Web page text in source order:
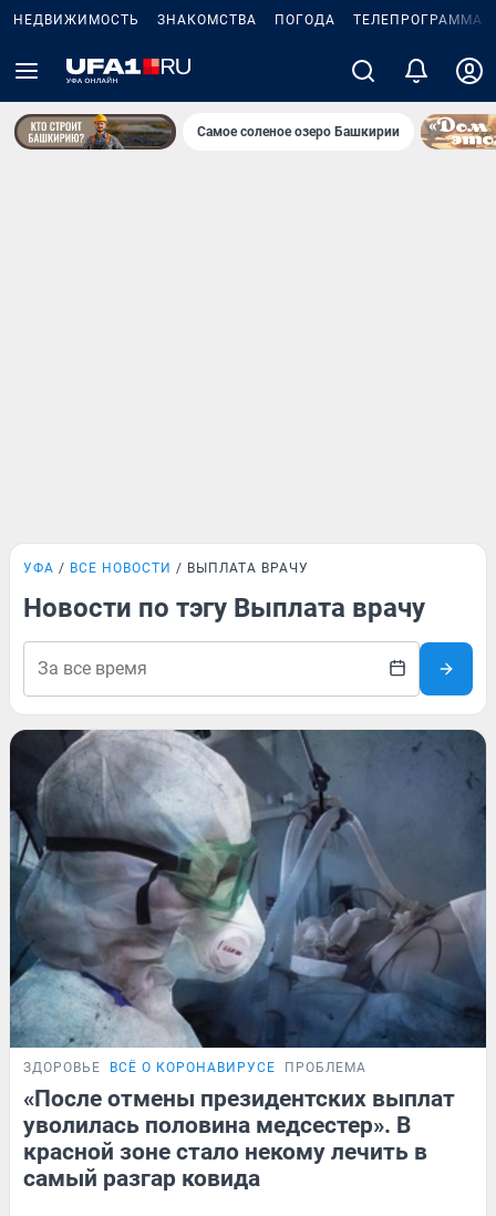
НЕДВИЖИМОСТЬ ЗНАКОМСТВА ПОГОДА ТЕЛЕПРОГРАММА
Самое соленое озеро Башкирии
УФА ВСЕ НОВОСТИ ВЫПЛАТА ВРАЧУ
Новости по тэгу Выплата врачу
ЗДОРОВЬЕ ВСЁ О КОРОНАВИРУСЕ ПРОБЛЕМА
«После отмены президентских выплат
уволилась половина медсестер». В
красной зоне стало некому лечить в
самый разгар ковида